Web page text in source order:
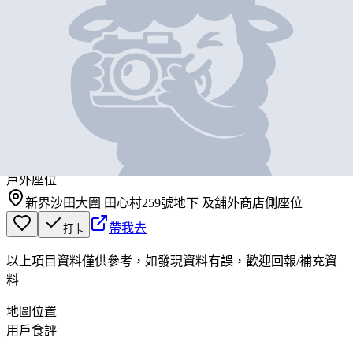
好食天地
戶外座位
新界沙田大圍 田心村259號地下 及舖外商店側座位
打卡 帶我去
以上項目資料僅供參考，如發現資料有誤，歡迎回報/補充資
料
地圖位置
用戶食評